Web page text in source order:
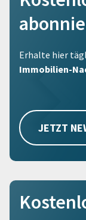
Erhalte hier
Immobilien-
JETZT